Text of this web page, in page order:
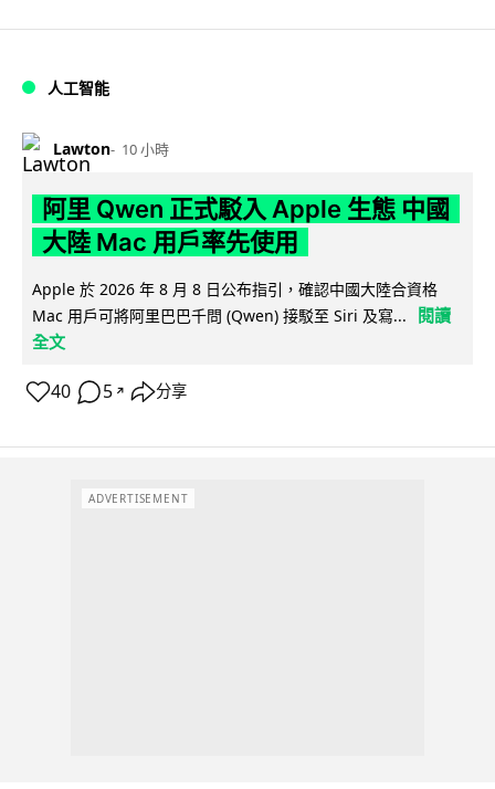
人工智能
Lawton 10 小時
阿里 Qwen 正式駁入 Apple 生態 中國
大陸 Mac 用戶率先使用
Apple 於 2026 年 8 月 8 日公布指引，確認中國大陸合資格
Mac 用戶可將阿里巴巴千問 (Qwen) 接駁至 Siri 及寫...
閱讀
全文
40 5 ↗ 分享
ADVERTISEMENT